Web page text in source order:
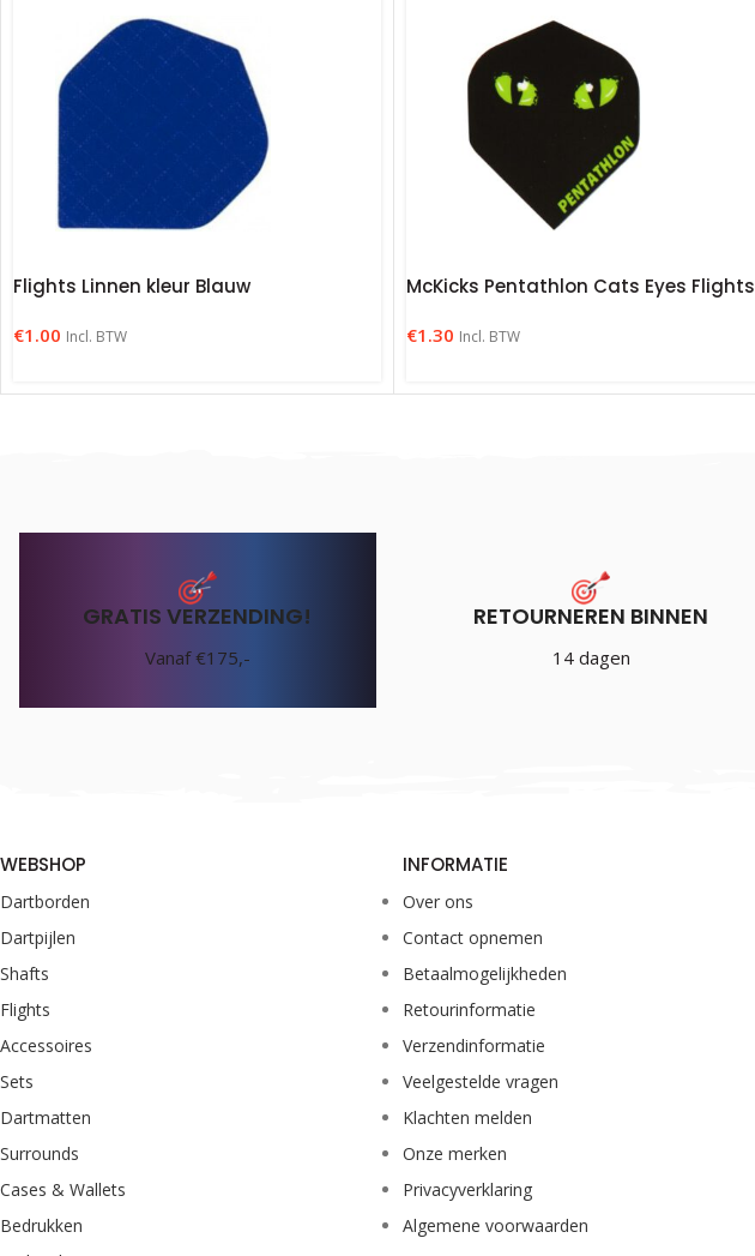
Flights Linnen kleur Blauw
€1.00 Incl. BTW
McKicks Pentathlon Cats Eyes Flights
€1.30 Incl. BTW
GRATIS VERZENDING!
Vanaf €175,-
RETOURNEREN BINNEN
14 dagen
WEBSHOP
Dartborden
Dartpijlen
Shafts
Flights
Accessoires
Sets
Dartmatten
Surrounds
Cases & Wallets
Bedrukken
INFORMATIE
Over ons
Contact opnemen
Betaalmogelijkheden
Retourinformatie
Verzendinformatie
Veelgestelde vragen
Klachten melden
Onze merken
Privacyverklaring
Algemene voorwaarden